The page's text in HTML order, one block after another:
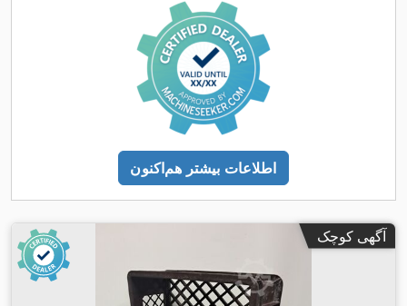
اطلاعات بیشتر هم‌اکنون
آگهی کوچک